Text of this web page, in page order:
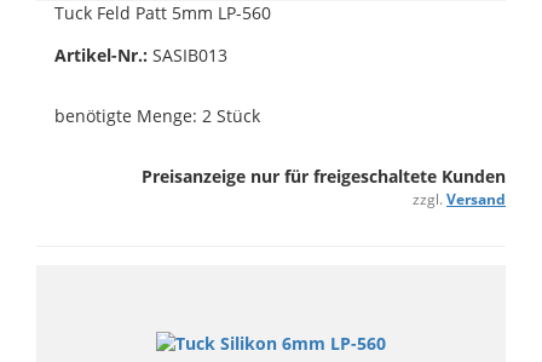
Tuck Feld Patt 5mm LP-560
Artikel-Nr.: SASIB013
benötigte Menge: 2 Stück
Preisanzeige nur für freigeschaltete Kunden
zzgl. Versand